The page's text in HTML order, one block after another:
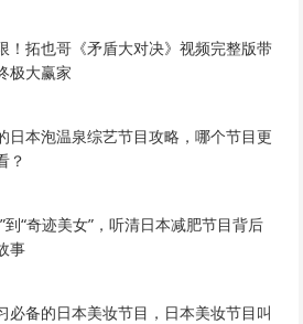
！拓也哥《矛盾大对决》视频完整版带
极大赢家
日本泡温泉综艺节目攻略，哪个节目更
？
到“奇迹美女”，听清日本减肥节目背后
事
必备的日本美妆节目，日本美妆节目叫